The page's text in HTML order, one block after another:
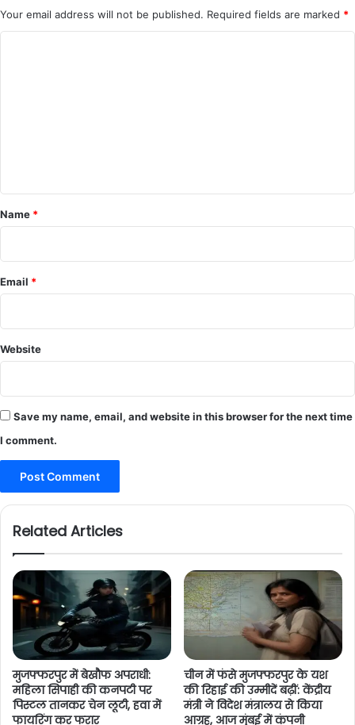
Your email address will not be published. Required fields are marked *
*
Name *
Email *
Website
Save my name, email, and website in this browser for the next time
I comment.
Related Articles
मुजफ्फरपुर में बेखौफ अपराधी:
महिला सिपाही की कनपटी पर
पिस्टल तानकर चेन लूटी, हवा में
फायरिंग कर फरार
चीन में फंसे मुजफ्फरपुर के यश
की रिहाई की उम्मीदें बढ़ीं: केंद्रीय
मंत्री ने विदेश मंत्रालय से किया
आग्रह, आज मुंबई में कंपनी